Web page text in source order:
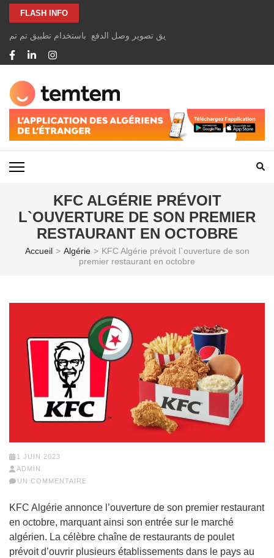
Aller
au
contenu
(Pressez
Entrée)
FLASH INFO
بك بسهولة ومجانًا عن طريق تصوير وصل الدفع باستخدام تطبيق تم تم
TEMTEM NEWS
KFC ALGÉRIE PRÉVOIT
L`OUVERTURE DE SON PREMIER
RESTAURANT EN OCTOBRE
Accueil > Algérie > KFC Algérie prévoit l`ouverture de son
premier restaurant en octobre
1 JUIN 2023
ADMIN
UN COMMENTAIRE
KFC Algérie annonce l’ouverture de son premier restaurant
en octobre, marquant ainsi son entrée sur le marché
algérien. La célèbre chaîne de restaurants de poulet
prévoit d’ouvrir plusieurs établissements dans le pays au